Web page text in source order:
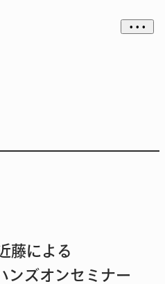
• • •
藤による
ンズオンセミナー